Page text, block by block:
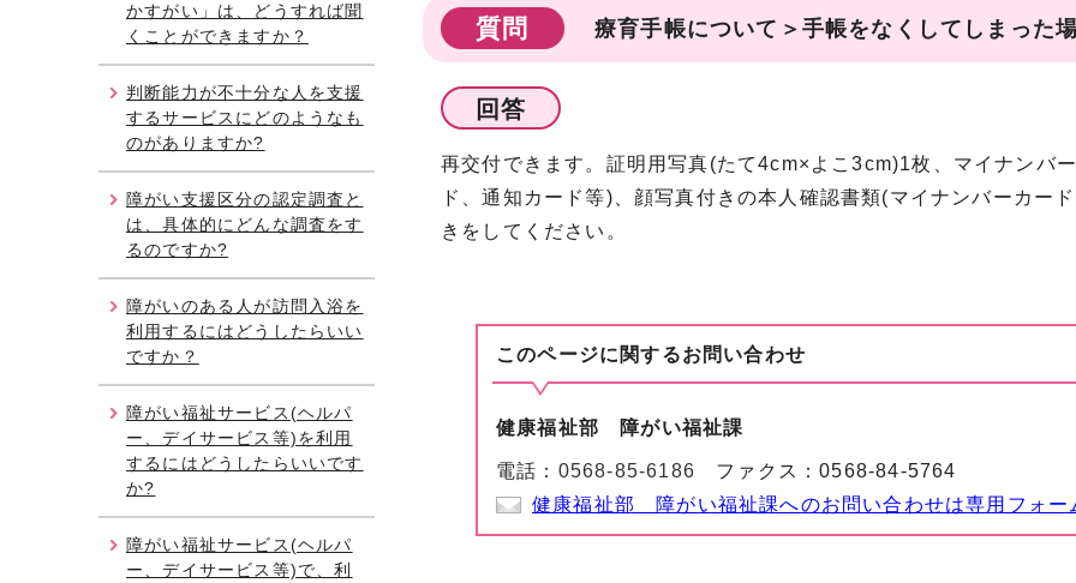
質問 療育手帳について＞手帳をなくしてしまった
回答
再交付できます。証明用写真(たて4cm×よこ3cm)1枚、マイナンバ
ド、通知カード等)、顔写真付きの本人確認書類(マイナンバーカー
きをしてください。
このページに関するお問い合わせ
健康福祉部 障がい福祉課
電話： 0568-85-6186 ファクス：0568-84-5764
健康福祉部 障がい福祉課へのお問い合わせは専用フォー
かすがい」は、どうすれば聞
くことができますか？
判断能力が不十分な人を支援
するサービスにどのようなも
のがありますか?
障がい支援区分の認定調査と
は、具体的にどんな調査をす
るのですか?
障がいのある人が訪問入浴を
利用するにはどうしたらいい
ですか？
障がい福祉サービス(ヘルパ
ー、デイサービス等)を利用
するにはどうしたらいいです
か?
障がい福祉サービス(ヘルパ
ー、デイサービス等)で、利